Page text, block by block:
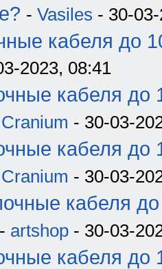
- Vasiles - 30-
кабеля до
2023, 08:41
кабеля до
Cranium - 30-03-
кабеля до
Cranium - 30-03-
кабеля до
- artshop - 30-03-
кабеля до